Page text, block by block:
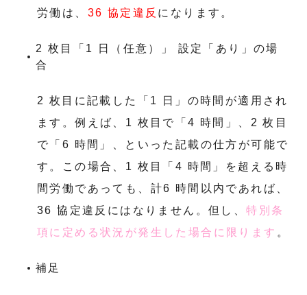
労働は、 36 協定違反 になります。
2 枚目「1 日（任意）」 設定「あり」の場
合
2 枚目に記載した「1 日」の時間が適用され
ます。例えば、1 枚目で「4 時間」、2 枚目
で「6 時間」、といった記載の仕方が可能で
す。この場合、1 枚目「4 時間」を超える時
間労働であっても、計6 時間以内であれば、
36 協定違反にはなりません。但し、特別条
項に定める状況が発生した場合に限ります 。
補足